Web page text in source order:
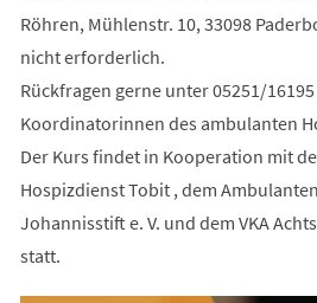
Röhren, Mühlenstr. 10, 33098
nicht erforderlich.
Rückfragen gerne unter 05251/
Koordinatorinnen des ambulanten
Der Kurs findet in Kooperation mit
Hospizdienst Tobit , dem
Johannisstift e. V. und dem VKA
statt.